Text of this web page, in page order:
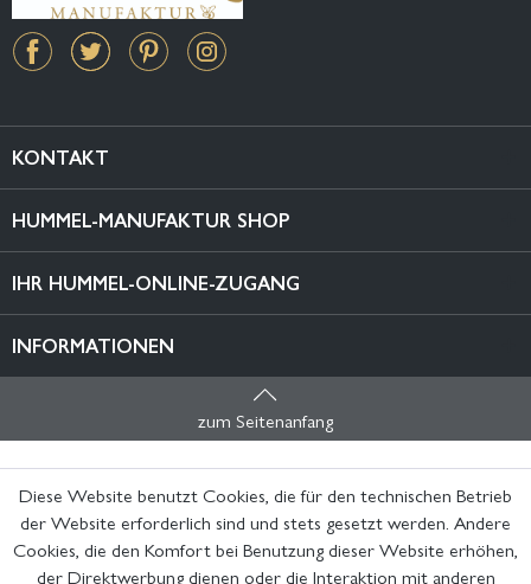
KONTAKT
HUMMEL-MANUFAKTUR SHOP
IHR HUMMEL-ONLINE-ZUGANG
INFORMATIONEN
zum Seitenanfang
Diese Website benutzt Cookies, die für den technischen Betrieb
der Website erforderlich sind und stets gesetzt werden. Andere
Cookies, die den Komfort bei Benutzung dieser Website erhöhen,
der Direktwerbung dienen oder die Interaktion mit anderen